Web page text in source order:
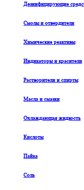
Дезинфицирующие
Смолы и отвердители
Химические реактивы
Индикаторы и красители
Растворители и спирты
Масла и смазки
Охлаждающая жидкость
Кислоты
Пайка
Соль